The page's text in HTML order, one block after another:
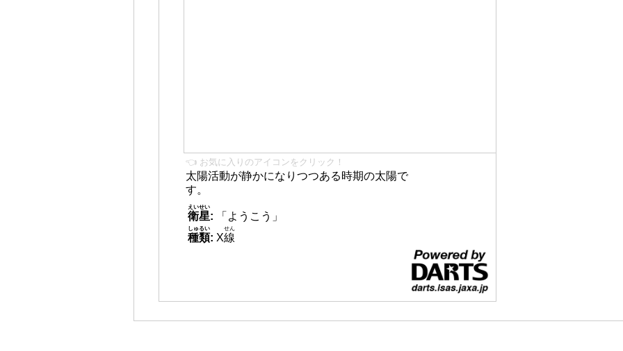
👈 お気に入りのアイコンをクリック！
太陽活動が静かになりつつある時期の太陽で
す。
衛星
えいせい
:
「ようこう」
種類
しゅるい
: X線
せん